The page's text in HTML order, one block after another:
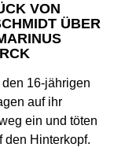
VON
ÜBER
16-jährigen
auf ihr
ein und töten
den Hinterkopf.